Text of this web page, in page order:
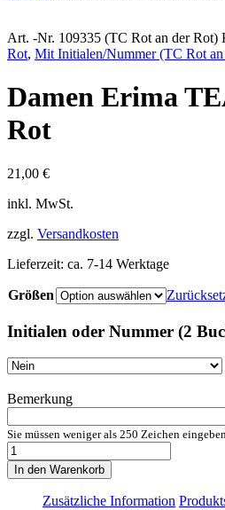
Art. -Nr. 109335 (TC Rot an der Rot)
Rot, Mit Initialen/Nummer (TC Rot
Damen Erima
Rot
21,00 €
inkl. MwSt.
zzgl. Versandkosten
Lieferzeit: ca. 7-14 Werktage
Größen
Initialen oder Nummer (2
Bemerkung
Sie müssen weniger als 250 Zeichen
Damen
Erima
TEAM
In den Warenkorb
Zusätzliche Information